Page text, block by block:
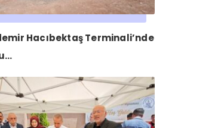
Hacıbektaş Terminali’nde